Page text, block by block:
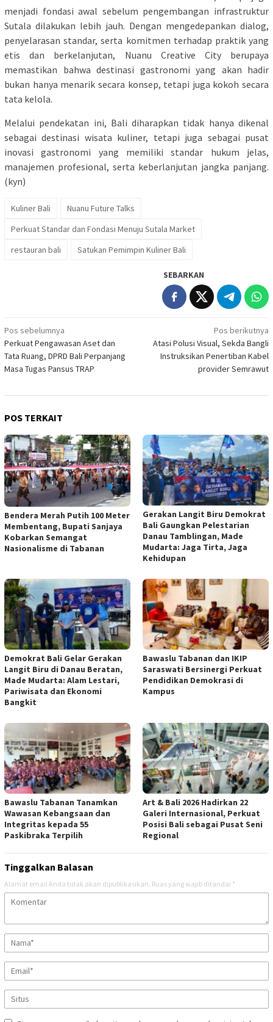
menjadi fondasi awal sebelum pengembangan infrastruktur
Sutala dilakukan lebih jauh. Dengan mengedepankan dialog,
penyelarasan standar, serta komitmen terhadap praktik yang
etis dan berkelanjutan, Nuanu Creative City berupaya
memastikan bahwa destinasi gastronomi yang akan hadir
bukan hanya menarik secara konsep, tetapi juga kokoh secara
tata kelola.
Melalui pendekatan ini, Bali diharapkan tidak hanya dikenal
sebagai destinasi wisata kuliner, tetapi juga sebagai pusat
inovasi gastronomi yang memiliki standar hukum jelas,
manajemen profesional, serta keberlanjutan jangka panjang.
(kyn)
Kuliner Bali
Nuanu Future Talks
Perkuat Standar dan Fondasi Menuju Sutala Market
restauran bali
Satukan Pemimpin Kuliner Bali
SEBARKAN
Navigasi
pos
Pos sebelumnya
Perkuat Pengawasan Aset dan
Tata Ruang, DPRD Bali Perpanjang
Masa Tugas Pansus TRAP
Pos berikutnya
Atasi Polusi Visual, Sekda Bangli
Instruksikan Penertiban Kabel
provider Semrawut
POS TERKAIT
Bendera Merah Putih 100 Meter
Membentang, Bupati Sanjaya
Kobarkan Semangat
Nasionalisme di Tabanan
Gerakan Langit Biru Demokrat
Bali Gaungkan Pelestarian
Danau Tamblingan, Made
Mudarta: Jaga Tirta, Jaga
Kehidupan
Demokrat Bali Gelar Gerakan
Langit Biru di Danau Beratan,
Made Mudarta: Alam Lestari,
Pariwisata dan Ekonomi
Bangkit
Bawaslu Tabanan dan IKIP
Saraswati Bersinergi Perkuat
Pendidikan Demokrasi di
Kampus
Bawaslu Tabanan Tanamkan
Wawasan Kebangsaan dan
Integritas kepada 55
Paskibraka Terpilih
Art & Bali 2026 Hadirkan 22
Galeri Internasional, Perkuat
Posisi Bali sebagai Pusat Seni
Regional
Tinggalkan Balasan
Alamat email Anda tidak akan dipublikasikan. Ruas yang wajib ditandai *